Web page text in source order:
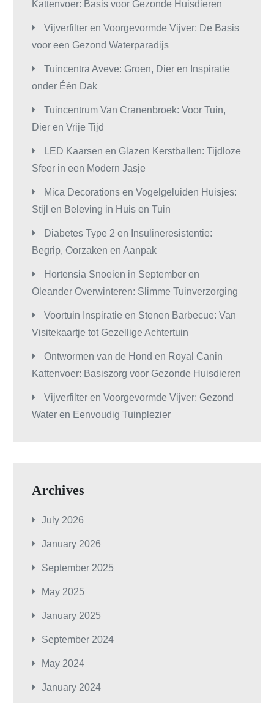
Kattenvoer: Basis voor Gezonde Huisdieren
Vijverfilter en Voorgevormde Vijver: De Basis
voor een Gezond Waterparadijs
Tuincentra Aveve: Groen, Dier en Inspiratie
onder Één Dak
Tuincentrum Van Cranenbroek: Voor Tuin,
Dier en Vrije Tijd
LED Kaarsen en Glazen Kerstballen: Tijdloze
Sfeer in een Modern Jasje
Mica Decorations en Vogelgeluiden Huisjes:
Stijl en Beleving in Huis en Tuin
Diabetes Type 2 en Insulineresistentie:
Begrip, Oorzaken en Aanpak
Hortensia Snoeien in September en
Oleander Overwinteren: Slimme Tuinverzorging
Voortuin Inspiratie en Stenen Barbecue: Van
Visitekaartje tot Gezellige Achtertuin
Ontwormen van de Hond en Royal Canin
Kattenvoer: Basiszorg voor Gezonde Huisdieren
Vijverfilter en Voorgevormde Vijver: Gezond
Water en Eenvoudig Tuinplezier
Archives
July 2026
January 2026
September 2025
May 2025
January 2025
September 2024
May 2024
January 2024